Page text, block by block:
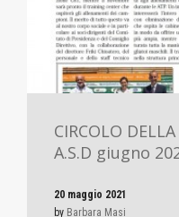
CIRCOLO
A.S.D giugno
20 maggio 2021
by Barbara Masi